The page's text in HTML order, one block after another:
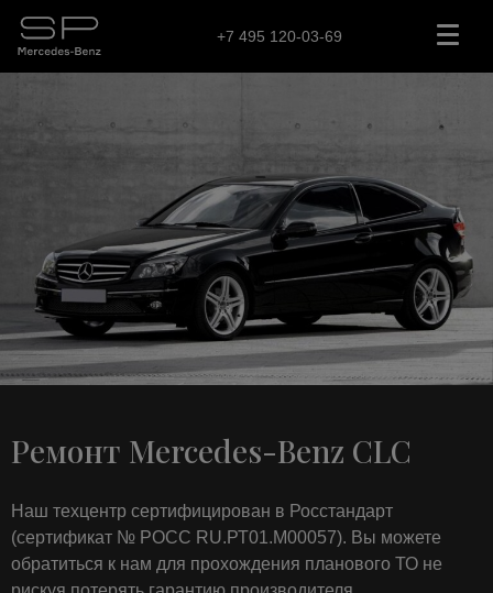
+7 495 120-03-69
Ремонт Mercedes-Benz CLC
Наш техцентр сертифицирован в Росстандарт
(сертификат № РОСС RU.РТ01.М00057). Вы можете
обратиться к нам для прохождения планового ТО не